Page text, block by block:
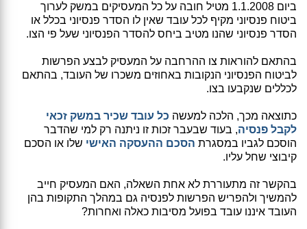
ביום 1.1.2008 מטיל חובה על כל המעסיקים במשק לערוך
ביטוח פנסיוני מקיף לכל עובד שאין לו הסדר פנסיוני בכלל או
הסדר פנסיוני שהנו מטיב ביחס להסדר הפנסיוני שעל פי הצו.
בהתאם להוראות צו ההרחבה על המעסיק לבצע הפרשות
לביטוח הפנסיוני הנקובות באחוזים משכרו של העובד, בהתאם
לכללים שנקבעו בצו.
כתוצאה מכך, הלכה למעשה כל עובד שכיר במשק זכאי
לקבל פנסיה, בעוד שבעבר זכות זו ניתנה רק למי שהדבר
הוסכם לגביו במסגרת הסכם ההעסקה האישי שלו או הסכם
קיבוצי שחל עליו.
בהקשר זה מתעוררת לא אחת השאלה, האם המעסיק חייב
להמשיך ולהפריש הפרשות לפנסיה גם במהלך התקופות בהן
העובד איננו עובד בפועל מסיבות כאלה ואחרות?